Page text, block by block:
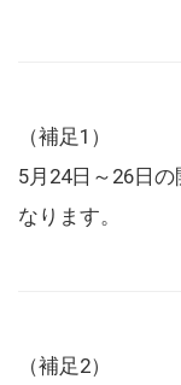
（補足1）
5月24日～26日
なります。
（補足2）